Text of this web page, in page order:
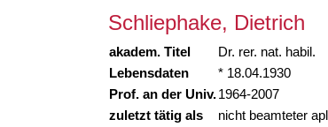
Schliephake, Dietrich
akadem. Titel
Dr. rer. nat. habil.
Lebensdaten
* 18.04.1930
Prof. an der Univ.1964-2007
zuletzt tätig als
nicht beamteter